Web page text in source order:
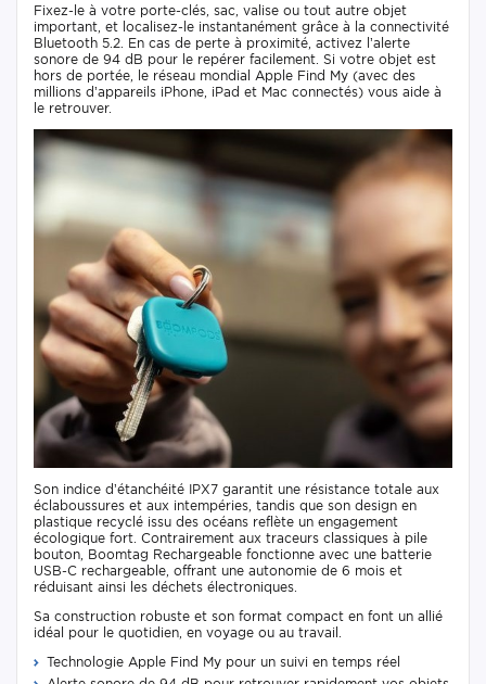
Fixez-le à votre porte-clés, sac, valise ou tout autre objet
important, et localisez-le instantanément grâce à la connectivité
Bluetooth 5.2. En cas de perte à proximité, activez l’alerte
sonore de 94 dB pour le repérer facilement. Si votre objet est
hors de portée, le réseau mondial Apple Find My (avec des
millions d’appareils iPhone, iPad et Mac connectés) vous aide à
le retrouver.
Son indice d’étanchéité IPX7 garantit une résistance totale aux
éclaboussures et aux intempéries, tandis que son design en
plastique recyclé issu des océans reflète un engagement
écologique fort. Contrairement aux traceurs classiques à pile
bouton, Boomtag Rechargeable fonctionne avec une batterie
USB-C rechargeable, offrant une autonomie de 6 mois et
réduisant ainsi les déchets électroniques.
Sa construction robuste et son format compact en font un allié
idéal pour le quotidien, en voyage ou au travail.
Technologie Apple Find My pour un suivi en temps réel